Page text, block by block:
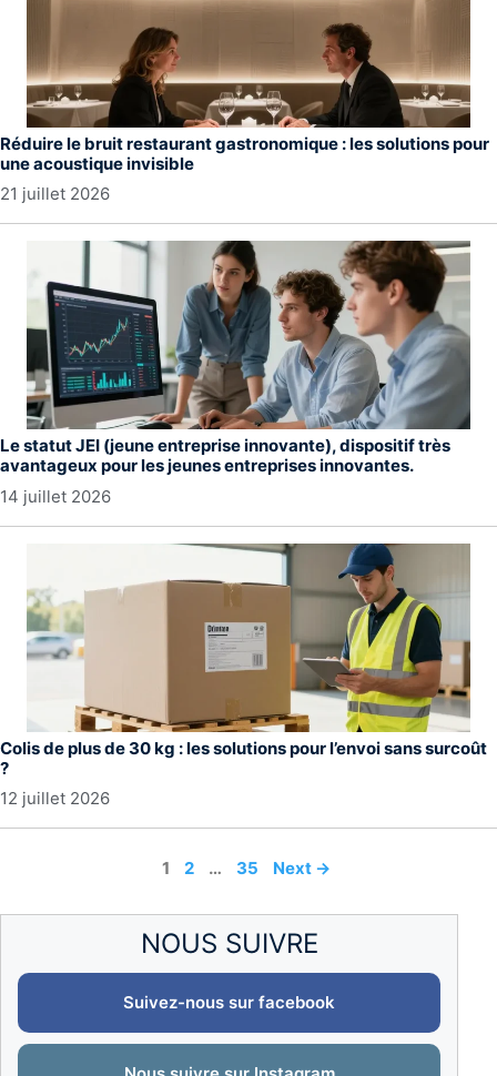
Réduire le bruit restaurant gastronomique : les solutions pour
une acoustique invisible
21 juillet 2026
Le statut JEI (jeune entreprise innovante), dispositif très
avantageux pour les jeunes entreprises innovantes.
14 juillet 2026
Colis de plus de 30 kg : les solutions pour l’envoi sans surcoût
?
12 juillet 2026
Page
1 Page
2 … Page
35 Next →
NOUS SUIVRE
Suivez-nous sur facebook